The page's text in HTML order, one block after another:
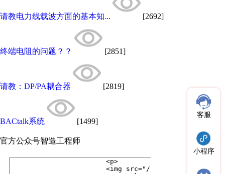
请教电力线载波方面的基本知... [2692]
终端电阻的问题？？ [2851]
请教：DP/PA耦合器 [2819]
BACtalk系统 [1499]
官方公众号智造工程师
客服
小程序